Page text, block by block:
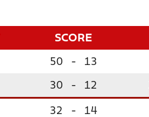
SCORE
50 - 13
30 - 12
32 - 14